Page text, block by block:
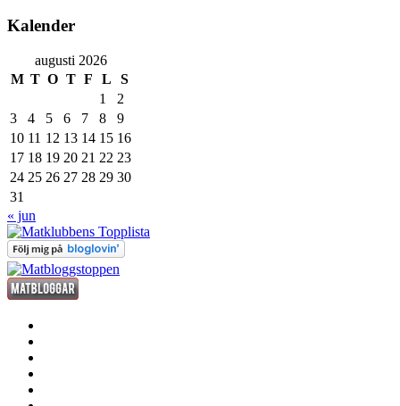
Kalender
augusti 2026
M T O T F L
S
1
2
3
4 5 6 7 8
9
10 11 12 13 14 15 16
17 18 19 20 21 22 23
24 25 26 27 28 29 30
31
« jun